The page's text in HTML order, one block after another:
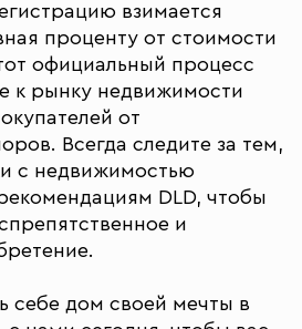
взимается
проценту от стоимости
официальный процесс
к рынку недвижимости
от
Всегда следите за тем,
с недвижимостью
DLD, чтобы
и
себе дом своей мечты в